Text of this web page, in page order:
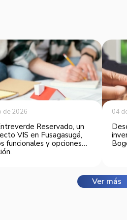
de 2026
Reservado, un
VIS en Fusagasugá,
funcionales y opciones
04
Ver más